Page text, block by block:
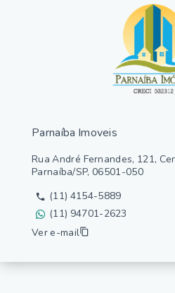
Parnaíba Imoveis
Rua André Fernandes, 121,
Parnaíba/SP, 06501-050
(11) 4154-5889
(11) 94701-2623
Ver e-mail